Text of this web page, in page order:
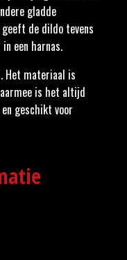
gladde
geeft de dildo tevens
een harnas.
Het materiaal is
is het altijd
geschikt voor